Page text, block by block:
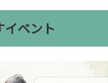
イベント